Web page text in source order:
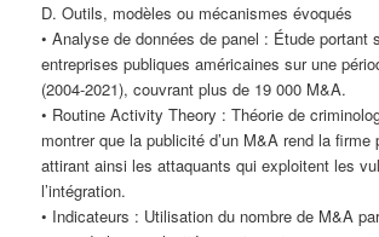
D. Outils, modèles ou mécanismes évoqués
• Analyse de données de panel : Étude portant
entreprises publiques américaines sur une
(2004-2021), couvrant plus de 19 000 M&A.
• Routine Activity Theory : Théorie de
montrer que la publicité d’un M&A rend la firme
attirant ainsi les attaquants qui exploitent les
l’intégration.
• Indicateurs : Utilisation du nombre de M&A